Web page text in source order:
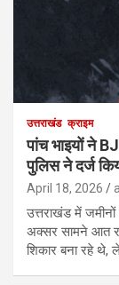
उत्तराखंड क्राइम
पांच भाइयों ने
पुलिस ने दर्ज
April 18, 2026
उत्तराखंड में
अक्सर सामने आत
शिकार बना रहे थे,